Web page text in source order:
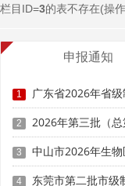
创新融合转型。同
量，重点考察专利
能切实推动产业升级
三、监管机制从严
2026年认定第三
全流程监管与信用
定、运行全周期，
栏目ID=3的表不存在(操
申报通知
1 广东省2026年省
2 2026年第三批（总第九批）肇庆
3 中山市2026年生物医
4 东莞市第二批市级制